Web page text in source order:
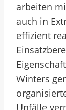
arbeiten
auch in
effizient
Winters
Unfälle